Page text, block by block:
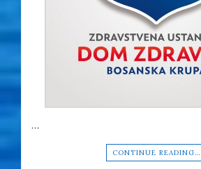
…
CONTINUE READING…